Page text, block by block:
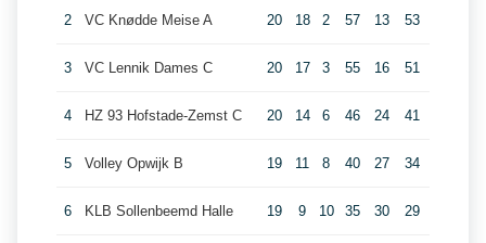
2 VC Knødde Meise A 20 18 2 57 13 53
3 VC Lennik Dames C 20 17 3 55 16 51
4 HZ 93 Hofstade-Zemst C 20 14 6 46 24 41
5 Volley Opwijk B 19 11 8 40 27 34
6 KLB Sollenbeemd Halle 19 9 10 35 30 29